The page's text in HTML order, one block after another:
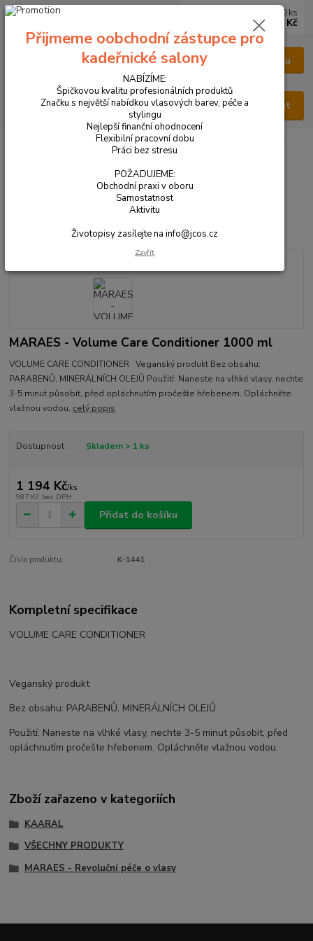
Menu
Hledat
0 ks
0 Kč
VŠECHNY PRODUKTY
MARAES - VOLUME CARE kondicioner
MARAES - VOLUME CARE
kondicioner 1000 ml
MARAES - Volume Care Conditioner 1000 ml
VOLUME CARE CONDITIONER Veganský produkt Bez obsahu:
PARABENŮ, MINERÁLNÍCH OLEJŮ Použití: Naneste na vlhké vlasy, nechte
3-5 minut působit, před opláchnutím pročešte hřebenem. Opláchněte
vlažnou vodou. celý popis
Dostupnost Skladem > 1 ks
1 194 Kč/ks
987 Kč bez DPH
Přidat do košíku
Číslo produktu: K-1441
Kompletní specifikace
VOLUME CARE CONDITIONER
Veganský produkt
Bez obsahu: PARABENŮ, MINERÁLNÍCH OLEJŮ
Použití: Naneste na vlhké vlasy, nechte 3-5 minut působit, před
opláchnutím pročešte hřebenem. Opláchněte vlažnou vodou.
Zboží zařazeno v kategoriích
KAARAL
VŠECHNY PRODUKTY
MARAES - Revoluční péče o vlasy
Přijmeme oobchodní zástupce pro
kadeřnické salony
NABÍZÍME:
Špičkovou kvalitu profesionálních produktů
Značku s největší nabídkou vlasových barev, péče a
stylingu
Nejlepší finanční ohodnocení
Flexibilní pracovní dobu
Práci bez stresu
POŽADUJEME:
Obchodní praxi v oboru
Samostatnost
Aktivitu
Životopisy zasílejte na info@jcos.cz
Zavřít